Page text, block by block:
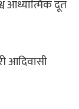
आध्यात्मिक दूत
आदिवासी